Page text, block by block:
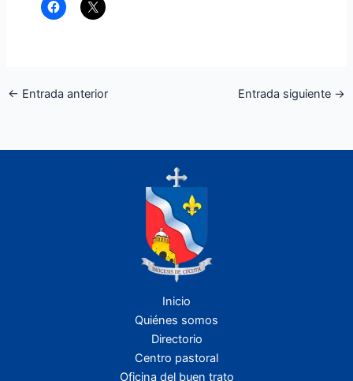
← Entrada anterior Entrada siguiente →
Inicio
Quiénes somos
Directorio
Centro pastoral
Oficina del buen trato